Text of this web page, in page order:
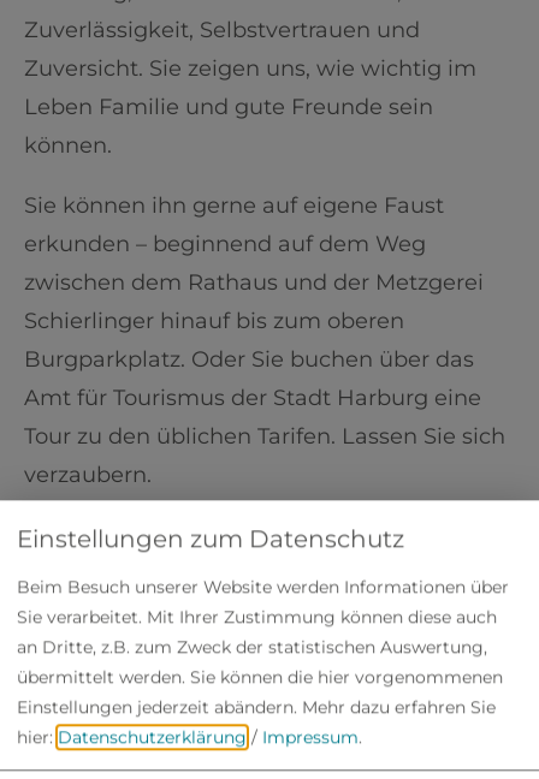
Zuverlässigkeit, Selbstvertrauen und
Zuversicht. Sie zeigen uns, wie wichtig im
Leben Familie und gute Freunde sein
können.
Sie können ihn gerne auf eigene Faust
erkunden – beginnend auf dem Weg
zwischen dem Rathaus und der Metzgerei
Schierlinger hinauf bis zum oberen
Burgparkplatz. Oder Sie buchen über das
Amt für Tourismus der Stadt Harburg eine
Tour zu den üblichen Tarifen. Lassen Sie sich
verzaubern.
Dauer: 1,5 Stunden
4,00 Euro/Person
Mehr erfahren
Einstellungen zum Datenschutz
Beim Besuch unserer Website werden Informationen über
Sie verarbeitet. Mit Ihrer Zustimmung können diese auch
an Dritte, z.B. zum Zweck der statistischen Auswertung,
übermittelt werden. Sie können die hier vorgenommenen
Einstellungen jederzeit abändern. Mehr dazu erfahren Sie
hier: Datenschutzerklärung / Impressum.